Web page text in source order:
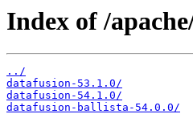
Index of /
../
datafusion-53.1.0/
datafusion-54.1.0/
datafusion-ballista-54.0.0/